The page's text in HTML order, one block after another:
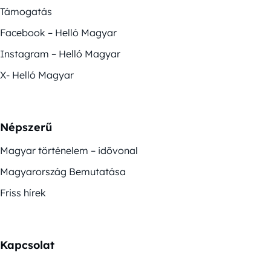
Támogatás
Facebook – Helló Magyar
Instagram – Helló Magyar
X- Helló Magyar
Népszerű
Magyar történelem – idővonal
Magyarország Bemutatása
Friss hírek
Kapcsolat